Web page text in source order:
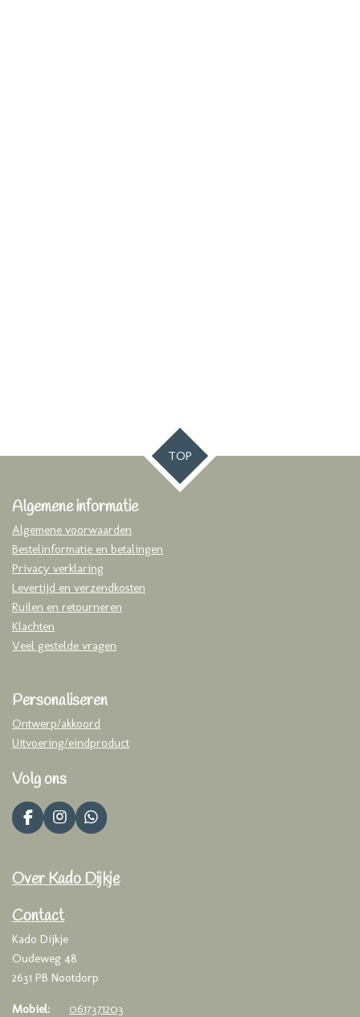
TOP
Algemene informatie
Algemene voorwaarden
Bestelinformatie en betalingen
Privacy verklaring
Levertijd en verzendkosten
Ruilen en retourneren
Klachten
Veel gestelde vragen
Personaliseren
Ontwerp/akkoord
Uitvoering/eindproduct
Volg ons
F
a
b
o
k
I
n
a
r
a
m
W
h
s
Over Kado Dijkje
Contact
Kado Dijkje
Oudeweg 48
2631 PB Nootdorp
Mobiel:
0617371203